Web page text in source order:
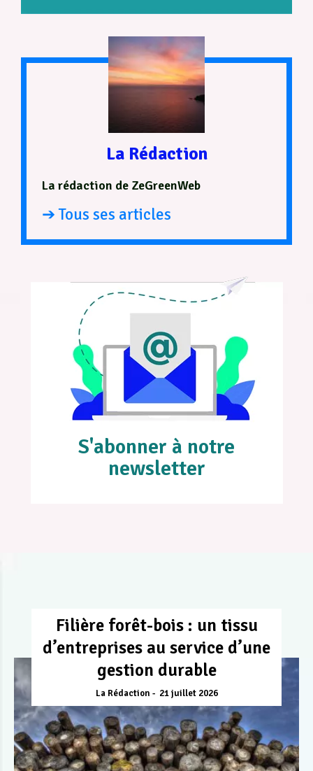
La Rédaction
La rédaction de ZeGreenWeb
➔ Tous ses articles
S'abonner à notre
newsletter
Filière forêt-bois : un tissu
d’entreprises au service d’une
gestion durable
La Rédaction 21 juillet 2026